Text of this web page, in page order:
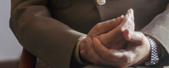
EVENTI, SPECIALI
Anteprime in Piemonte
TFI Torino Film Industry - Production
Avenue Cove - Erasmus +
Location
Lavora